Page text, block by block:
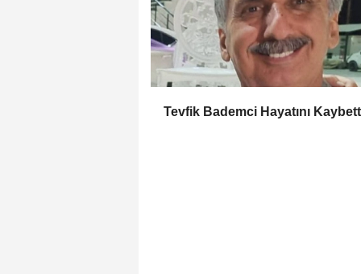
Tevfik Bademci Hayatını